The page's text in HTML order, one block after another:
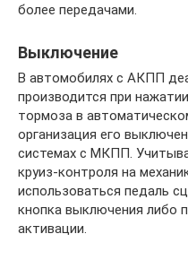
более передачами.
Выключение
В автомобилях с АКПП
производится при
тормоза в
организация его
системах с МКПП.
круиз-контроля на
использоваться педаль
кнопка выключения либо
активации.